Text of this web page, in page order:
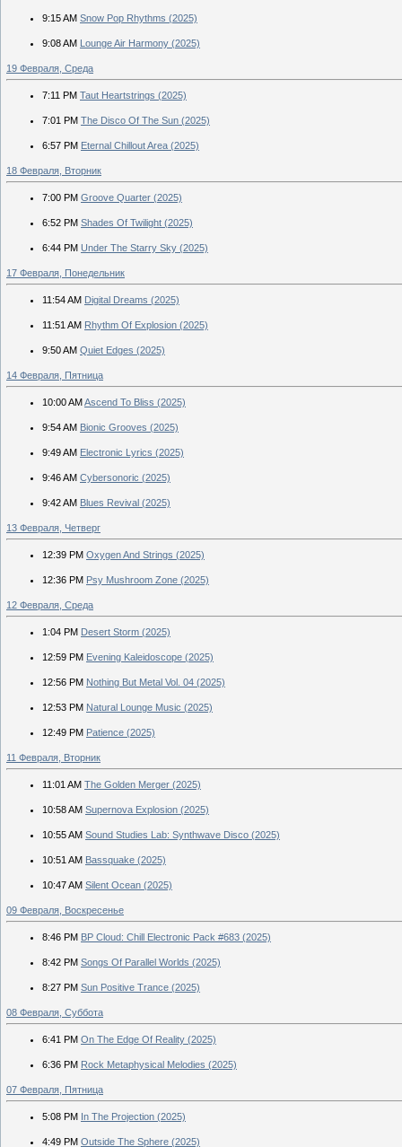
9:15 AM Snow Pop Rhythms (2025)
9:08 AM Lounge Air Harmony (2025)
19 Февраля, Среда
7:11 PM Taut Heartstrings (2025)
7:01 PM The Disco Of The Sun (2025)
6:57 PM Eternal Chillout Area (2025)
18 Февраля, Вторник
7:00 PM Groove Quarter (2025)
6:52 PM Shades Of Twilight (2025)
6:44 PM Under The Starry Sky (2025)
17 Февраля, Понедельник
11:54 AM Digital Dreams (2025)
11:51 AM Rhythm Of Explosion (2025)
9:50 AM Quiet Edges (2025)
14 Февраля, Пятница
10:00 AM Ascend To Bliss (2025)
9:54 AM Bionic Grooves (2025)
9:49 AM Electronic Lyrics (2025)
9:46 AM Cybersonoric (2025)
9:42 AM Blues Revival (2025)
13 Февраля, Четверг
12:39 PM Oxygen And Strings (2025)
12:36 PM Psy Mushroom Zone (2025)
12 Февраля, Среда
1:04 PM Desert Storm (2025)
12:59 PM Evening Kaleidoscope (2025)
12:56 PM Nothing But Metal Vol. 04 (2025)
12:53 PM Natural Lounge Music (2025)
12:49 PM Patience (2025)
11 Февраля, Вторник
11:01 AM The Golden Merger (2025)
10:58 AM Supernova Explosion (2025)
10:55 AM Sound Studies Lab: Synthwave Disco (2025)
10:51 AM Bassquake (2025)
10:47 AM Silent Ocean (2025)
09 Февраля, Воскресенье
8:46 PM BP Cloud: Chill Electronic Pack #683 (2025)
8:42 PM Songs Of Parallel Worlds (2025)
8:27 PM Sun Positive Trance (2025)
08 Февраля, Суббота
6:41 PM On The Edge Of Reality (2025)
6:36 PM Rock Metaphysical Melodies (2025)
07 Февраля, Пятница
5:08 PM In The Projection (2025)
4:49 PM Outside The Sphere (2025)